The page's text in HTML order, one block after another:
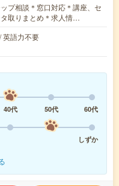
プ相談＊窓口対応＊講座、セ
取りまとめ＊求人情…
英語力不要
40代 50代
60代
しずか